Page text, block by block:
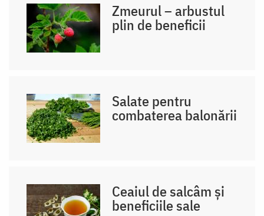
Zmeurul – arbustul
plin de beneficii
Salate pentru
combaterea balonării
Ceaiul de salcâm și
beneficiile sale